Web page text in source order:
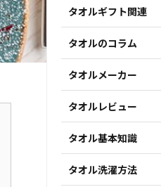
タオルギフト関連
タオルのコラム
タオルメーカー
タオルレビュー
タオル基本知識
タオル洗濯方法